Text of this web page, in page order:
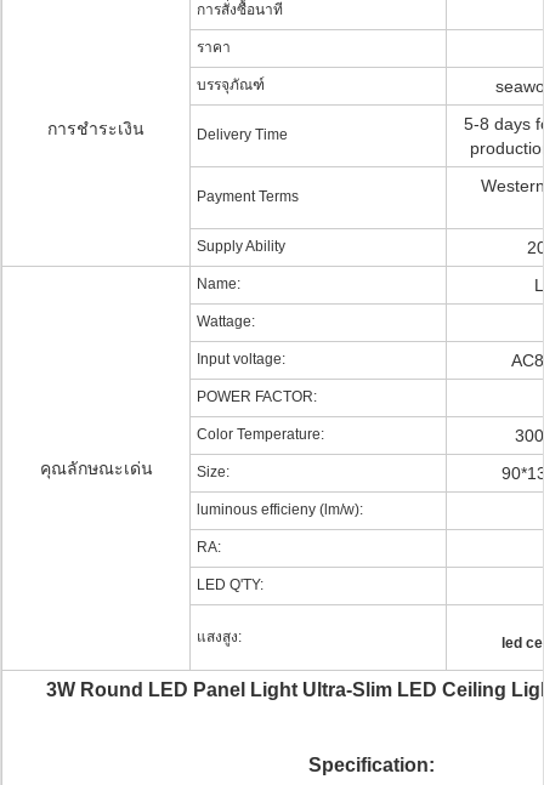
การชำระเงิน
การสั่งซื้อนาที
ราคา
บรรจุภัณฑ์
Delivery Time
5-8 days
Payment Terms
Supply Ability
คุณลักษณะเด่น
Name:
Wattage:
Input voltage:
POWER FACTOR:
Color Temperature:
Size:
luminous efficieny (lm/w):
RA:
LED Q'TY:
แสงสูง: led
3W Round LED Panel Light Ultra-Slim LED Ceiling
Specification: